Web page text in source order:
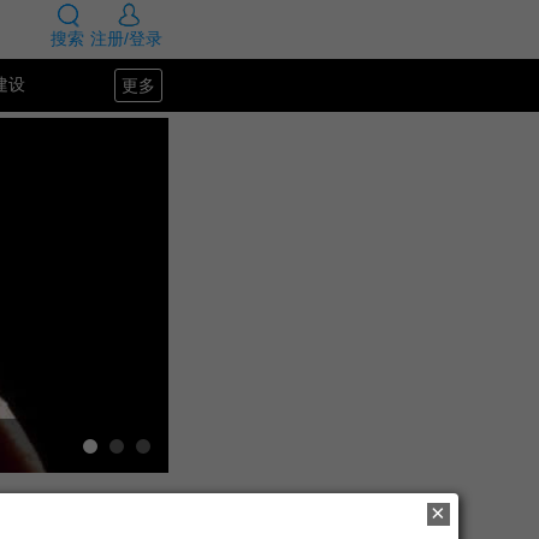
注册/登录
搜索
更多
设
×